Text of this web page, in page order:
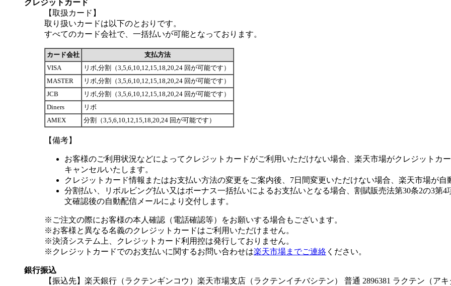
クレジットカード
【取扱カード】
取り扱いカードは以下のとおりです。
すべてのカード会社で、一括払いが可能となっております。
カード会社
支払方法
VISA
リボ,分割（3,5,6,10,12,15,18,20,24 回が可能です）
MASTER
リボ,分割（3,5,6,10,12,15,18,20,24 回が可能です）
JCB
リボ,分割（3,5,6,10,12,15,18,20,24 回が可能です）
Diners
リボ
AMEX
分割（3,5,6,10,12,15,18,20,24 回が可能です）
【備考】
お客様のご利用状況などによってクレジットカードがご利用いただけない場合、楽天市場がクレジットカ
キャンセルいたします。
クレジットカード情報またはお支払い方法の変更をご案内後、7日間変更いただけない場合、楽天市場が
分割払い、リボルビング払い又はボーナス一括払いによるお支払いとなる場合、割賦販売法第30条2の3第
文確認後の自動配信メールにより交付します。
※ご注文の際にお客様の本人確認（電話確認等）をお願いする場合もございます。
※お客様と異なる名義のクレジットカードはご利用いただけません。
※決済システム上、クレジットカード利用控は発行しておりません。
※クレジットカードでのお支払いに関するお問い合わせは楽天市場までご連絡 ください。
銀行振込
【振込先】楽天銀行（ラクテンギンコウ）楽天市場支店（ラクテンイチバシテン） 普通 2896381 ラクテン（ア